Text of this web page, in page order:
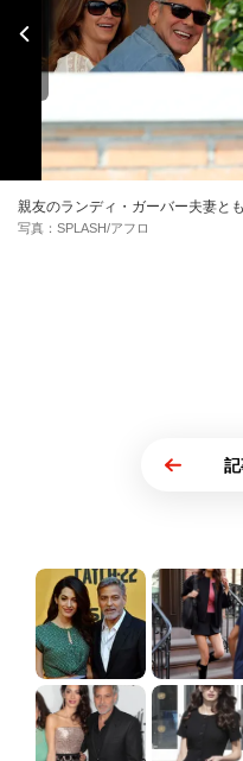
親友のランディ・ガーバー夫妻と
写真：SPLASH/アフロ